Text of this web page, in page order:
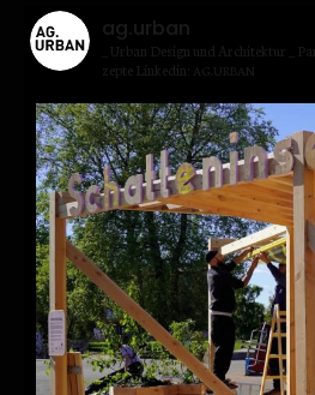
ag.urban
_ Urban Design und Archi­tek­tur _
zep­te Lin­kedin: AG URBAN